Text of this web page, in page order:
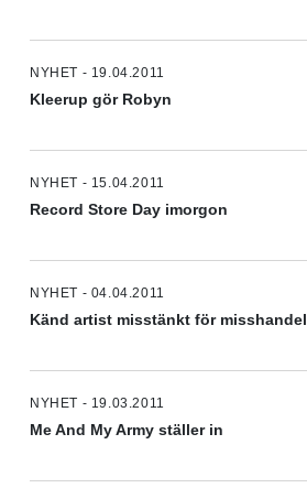
NYHET - 19.04.2011
Kleerup gör Robyn
NYHET - 15.04.2011
Record Store Day imorgon
NYHET - 04.04.2011
Känd artist misstänkt för misshandel
NYHET - 19.03.2011
Me And My Army ställer in